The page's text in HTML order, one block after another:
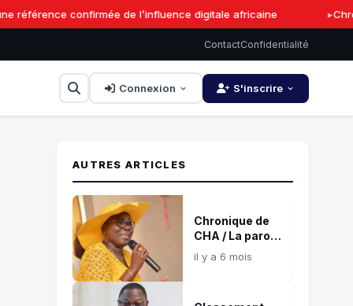
référence confirmée de l’influence digitale africaine
ContactConfidentialité
Connexion S'inscrire
AUTRES ARTICLES
Chronique de
CHA / La parole
: Souffle de vie,
feu de
il y a 6 mois